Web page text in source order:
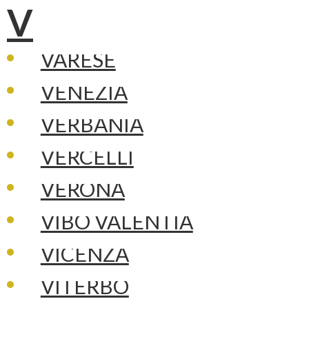
V
VARESE
VENEZIA
VERBANIA
VERCELLI
VERONA
VIBO VALENTIA
VICENZA
VITERBO